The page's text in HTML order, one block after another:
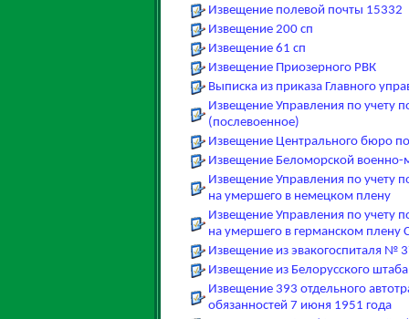
Извещение полевой почты 15332
Извещение 200 сп
Извещение 61 сп
Извещение Приозерного РВК
Выписка из приказа Главного
Извещение Управления по учету
(послевоенное)
Извещение Центрального бюро
Извещение Беломорской военно-
Извещение Управления по учету
на умершего в немецком плену
Извещение Управления по учету
на умершего в германском плену
Извещение из эвакогоспиталя №
Извещение из Белорусского
Извещение 393 отдельного
обязанностей 7 июня 1951 года